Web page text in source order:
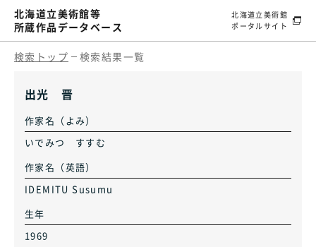
北海道立美術館等
所蔵作品データベース
北海道立美術館
ポータルサイト
検索トップ 検索結果一覧
出光 晋
作家名（よみ）
いでみつ すすむ
作家名（英語）
IDEMITU Susumu
生年
1969